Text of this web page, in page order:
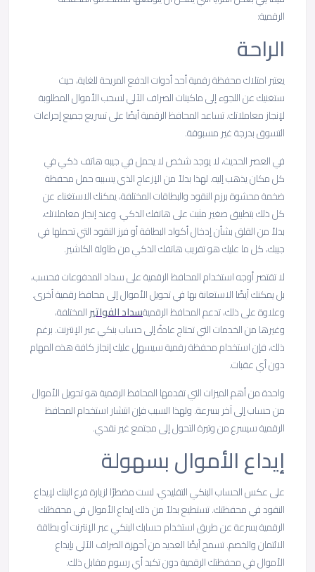
الرقمية:
الراحة
يعتبر امتلاك محفظة رقمية أحد أدوات الدفع المريحة للغاية، حيث
ستغنيك عن اللجوء إلى ماكينات الصراف الآلي لسحب الأموال المطلوبة
لإنجاز معاملاتك. تساعد المحافظ الرقمية أيضًا على تسريع جميع إجراءات
التسوق بدرجة غير مسبوقة.
في العصر الحديث، لا يوجد شخص لا يحمل في جيبه هاتف ذكي في
كل مكان يذهب إليه. لهذا بدلاً من الإزعاج الذي يسببه حمل محفظة
ضخمة محشوة برزم النقود والبطاقات المختلفة، يمكنك الاستغناء عن
كل ذلك بتطبيق صغير مثبت على هاتفك الذكي. وعند إنجاز معاملاتك،
بدلاً من القلق بشأن إدخال أكواد البطاقة أو فرز النقود التي تحملها في
جيبك، كل ما عليك هو تقريب هاتفك الذكي من طاولة الكاشير.
لا تقتصر أوجه استخدام المحافظ الرقمية على سداد المدفوعات فحسب،
بل يمكنك أيضًا الاستعانة بها في تحويل الأموال إلى محافظ رقمية أخرى.
وعلاوة على ذلك، تدعم المحافظ الرقميةسداد الفواتيرالمختلفة،
وغيرها من الخدمات التي تحتاج عادةً إلى حساب بنكي عبر الإنترنت. برغم
ذلك، فإن استخدام محفظة رقمية سيسهل عليك إنجاز كافة هذه المهام
دون أي عقبات.
واحدة من أهم الميزات التي تقدمها المحافظ الرقمية هو تحويل الأموال
من حساب إلى آخر بسرعة. ولهذا السبب فإن انتشار استخدام المحافظ
الرقمية سيسرع من وتيرة التحول إلى مجتمع غير نقدي.
إيداع الأموال بسهولة
على عكس الحساب البنكي التقليدي، لست مضطرًا لزيارة فرع البنك لإيداع
النقود في محفظتك. تستطيع بدلاً من ذلك إيداع الأموال في محفظتك
الرقمية بسرعة عن طريق استخدام حسابك البنكي عبر الإنترنت أو بطاقة
الائتمان والخصم. تسمح أيضًا العديد من أجهزة الصراف الآلي بإيداع
الأموال في محفظتك الرقمية دون تكبد أي رسوم مقابل ذلك.